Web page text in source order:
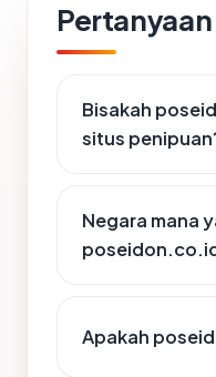
Bisakah
situs
Negara mana
Apakah